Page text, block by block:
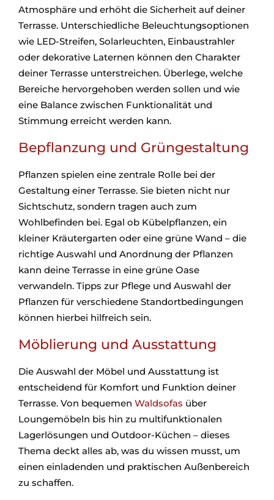
Atmosphäre und erhöht die Sicherheit auf deiner
Terrasse. Unterschiedliche Beleuchtungsoptionen
wie LED-Streifen, Solarleuchten, Einbaustrahler
oder dekorative Laternen können den Charakter
deiner Terrasse unterstreichen. Überlege, welche
Bereiche hervorgehoben werden sollen und wie
eine Balance zwischen Funktionalität und
Stimmung erreicht werden kann.
Bepflanzung und Grüngestaltung
Pflanzen spielen eine zentrale Rolle bei der
Gestaltung einer Terrasse. Sie bieten nicht nur
Sichtschutz, sondern tragen auch zum
Wohlbefinden bei. Egal ob Kübelpflanzen, ein
kleiner Kräutergarten oder eine grüne Wand – die
richtige Auswahl und Anordnung der Pflanzen
kann deine Terrasse in eine grüne Oase
verwandeln. Tipps zur Pflege und Auswahl der
Pflanzen für verschiedene Standortbedingungen
können hierbei hilfreich sein.
Möblierung und Ausstattung
Die Auswahl der Möbel und Ausstattung ist
entscheidend für Komfort und Funktion deiner
Terrasse. Von bequemen Waldsofas über
Loungemöbeln bis hin zu multifunktionalen
Lagerlösungen und Outdoor-Küchen – dieses
Thema deckt alles ab, was du wissen musst, um
einen einladenden und praktischen Außenbereich
zu schaffen.